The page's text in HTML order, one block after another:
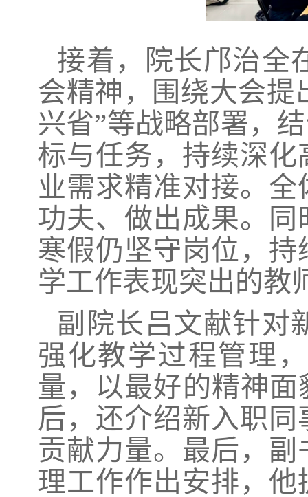
接着，院长邝治全
会精神，围绕大会提
兴省”等战略部署，
标与任务，持续深
业需求精准对接。
功夫、做出成果。
寒假仍坚守岗位，
学工作表现突出的教
副院长吕文献针对
强化教学过程管理
量，以最好的精神
后，还介绍新入职
贡献力量。最后，
理工作作出安排，